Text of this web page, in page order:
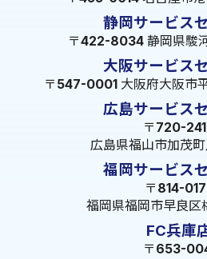
静岡サービス
〒422-8034 静岡県駿
大阪サービス
〒547-0001 大阪府大阪市
広島サービス
〒720-
広島県福山市加茂
福岡サービス
〒814-
福岡県福岡市早良
FC兵庫
〒653-